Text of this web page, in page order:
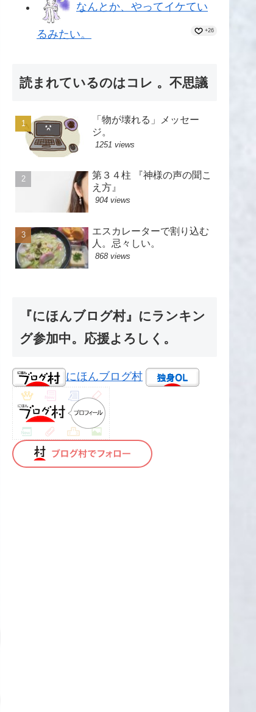
なんとか、やってイケてい
るみたい。 +26
読まれているのはコレ 。不思議
「物が壊れる」メッセー
ジ。
1251 views
第３４柱 『神様の声の聞こ
え方』
904 views
エスカレーターで割り込む
人。忌々しい。
868 views
『にほんブログ村』にランキン
グ参加中。応援よろしく。
にほんブログ村